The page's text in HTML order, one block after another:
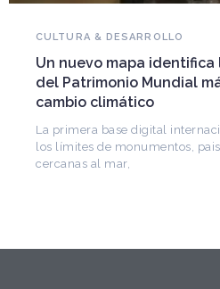
Falleció Ramón
patrimonio
Arquitecto, historiador e
CONICET, fundó el CEDODAL
de Arquitectura